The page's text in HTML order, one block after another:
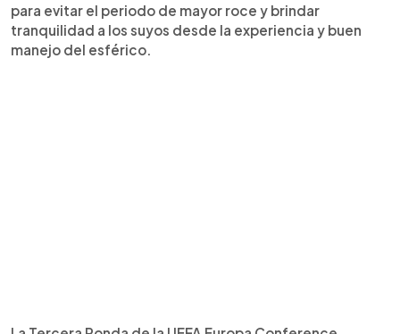
para evitar el periodo de mayor roce y brindar
tranquilidad a los suyos desde la experiencia y buen
manejo del esférico.